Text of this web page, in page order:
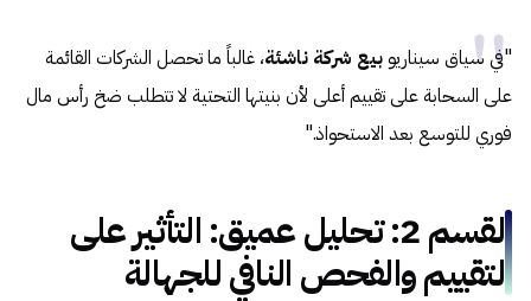
"في سياق سيناريوبيع شركة ناشئة، غالباً ما تحصل الشركات القائمة
على السحابة على تقييم أعلى لأن بنيتها التحتية لا تتطلب ضخ رأس مال
فوري للتوسع بعد الاستحواذ."
القسم 2: تحليل عميق: التأثير على
التقييم والفحص النافي للجهالة